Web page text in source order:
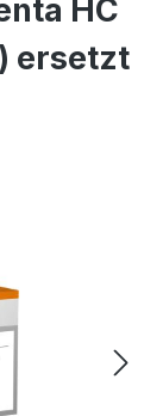
HC
ersetzt